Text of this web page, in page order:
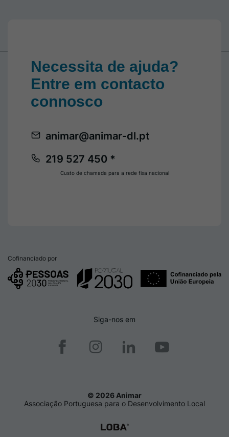
Necessita de ajuda?
Entre em contacto
connosco
219 527 450 *
animar@animar-dl.pt
Custo de chamada para a rede fixa nacional
Cofinanciado por
Siga-nos em
© 2026 Animar
Associação Portuguesa para o Desenvolvimento Local